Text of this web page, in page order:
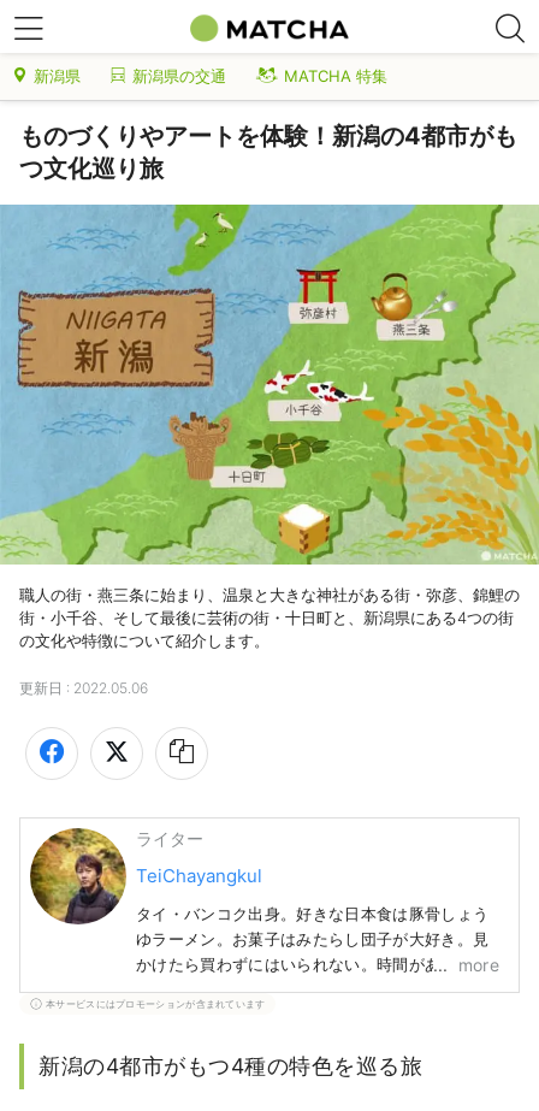
新潟県 新潟県の交通 MATCHA 特集
ものづくりやアートを体験！新潟の4都市がも
つ文化巡り旅
職人の街・燕三条に始まり、温泉と大きな神社がある街・弥彦、錦鯉の
街・小千谷、そして最後に芸術の街・十日町と、新潟県にある4つの街
の文化や特徴について紹介します。
更新日 : 2022.05.06
ライター
TeiChayangkul
タイ・バンコク出身。好きな日本食は豚骨しょう
ゆラーメン。お菓子はみたらし団子が大好き。見
かけたら買わずにはいられない。時間がある時
は、写真を撮ったりカラオケに行ったりしていま
more
本サービスにはプロモーションが含まれています
新潟の4都市がもつ4種の特色を巡る旅